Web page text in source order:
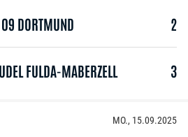
DORTMUND 2
FULDA-MABERZELL 3
MO., 15.09.2025